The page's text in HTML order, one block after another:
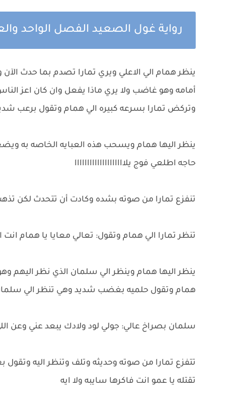
رواية غول الصعيد الفصل الواحد
ينظر همام الي الاعلي ويري تمارا تصدم بما حدث
أمامه وهو غاضب ولا يري ماذا يفعل وان كان اعز
وتركض تمارا بسرعه كبيره الي همام وتقول برعب
ينظر اليها همام ويسحب هذه العبايه الخاصه
حاجه اطلعي فوج يلاااااااااااااااااااا
تنفزع تمارا من صوته بشده وكادت أن تتحدث لكن
تنظر تمارا الي همام وتقول: تعالي معايا يا همام
ينظر اليها همام وينظر الي سلمان الذي نظر
همام وتقول حلميه بغضب شديد وهي تنظر الي
سلمان بصراخ عالي: جولي لود ولادك يبعد عني وعن
تتفزع تمارا من صوته وحديثه وتلف وتنظر اليه
تقتله يا عمو انت فاكرها سايبه ولا ايه